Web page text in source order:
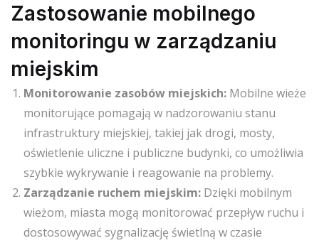
Zastosowanie mobilnego
monitoringu w zarządzaniu
miejskim
Monitorowanie zasobów miejskich: Mobilne wieże
monitorujące pomagają w nadzorowaniu stanu
infrastruktury miejskiej, takiej jak drogi, mosty,
oświetlenie uliczne i publiczne budynki, co umożliwia
szybkie wykrywanie i reagowanie na problemy.
Zarządzanie ruchem miejskim: Dzięki mobilnym
wieżom, miasta mogą monitorować przepływ ruchu i
dostosowywać sygnalizację świetlną w czasie